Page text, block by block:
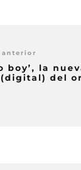
boy’, la
del